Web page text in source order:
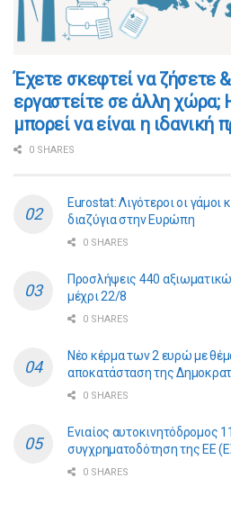
​​Έχετε σκεφτεί να ζήσετε
εργαστείτε σε άλλη χώρα;
μπορεί να είναι η ιδανική
0 SHARES
Eurostat: Λιγότεροι οι γάμοι
διαζύγια στην Ευρώπη
0 SHARES
Προσλήψεις 440
μέχρι 22/8
0 SHARES
Νέο κέρμα των 2 ευρώ με
αποκατάσταση της
0 SHARES
Ενιαίος αυτοκινητόδρομος
συγχρηματοδότηση της ΕE
0 SHARES